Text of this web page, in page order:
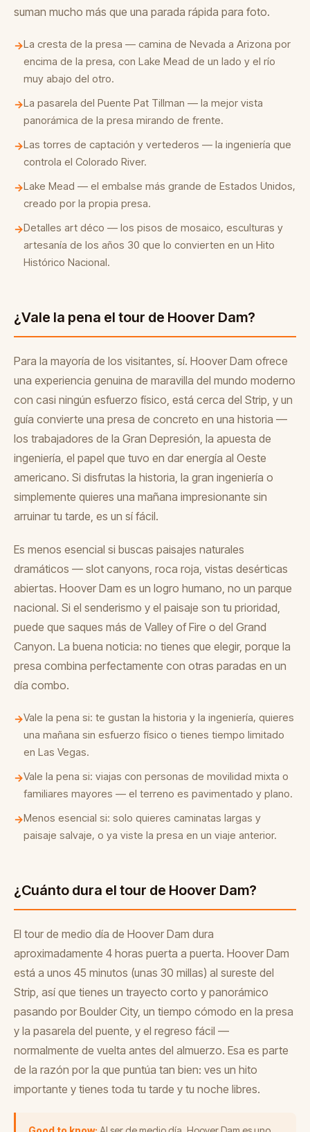
suman mucho más que una parada rápida para foto.
→La cresta de la presa — camina de Nevada a Arizona por
encima de la presa, con Lake Mead de un lado y el río
muy abajo del otro.
→La pasarela del Puente Pat Tillman — la mejor vista
panorámica de la presa mirando de frente.
→Las torres de captación y vertederos — la ingeniería que
controla el Colorado River.
→Lake Mead — el embalse más grande de Estados Unidos,
creado por la propia presa.
→Detalles art déco — los pisos de mosaico, esculturas y
artesanía de los años 30 que lo convierten en un Hito
Histórico Nacional.
¿Vale la pena el tour de Hoover Dam?
Para la mayoría de los visitantes, sí. Hoover Dam ofrece
una experiencia genuina de maravilla del mundo moderno
con casi ningún esfuerzo físico, está cerca del Strip, y un
guía convierte una presa de concreto en una historia —
los trabajadores de la Gran Depresión, la apuesta de
ingeniería, el papel que tuvo en dar energía al Oeste
americano. Si disfrutas la historia, la gran ingeniería o
simplemente quieres una mañana impresionante sin
arruinar tu tarde, es un sí fácil.
Es menos esencial si buscas paisajes naturales
dramáticos — slot canyons, roca roja, vistas desérticas
abiertas. Hoover Dam es un logro humano, no un parque
nacional. Si el senderismo y el paisaje son tu prioridad,
puede que saques más de Valley of Fire o del Grand
Canyon. La buena noticia: no tienes que elegir, porque la
presa combina perfectamente con otras paradas en un
día combo.
→Vale la pena si: te gustan la historia y la ingeniería, quieres
una mañana sin esfuerzo físico o tienes tiempo limitado
en Las Vegas.
→Vale la pena si: viajas con personas de movilidad mixta o
familiares mayores — el terreno es pavimentado y plano.
→Menos esencial si: solo quieres caminatas largas y
paisaje salvaje, o ya viste la presa en un viaje anterior.
¿Cuánto dura el tour de Hoover Dam?
El tour de medio día de Hoover Dam dura
aproximadamente 4 horas puerta a puerta. Hoover Dam
está a unos 45 minutos (unas 30 millas) al sureste del
Strip, así que tienes un trayecto corto y panorámico
pasando por Boulder City, un tiempo cómodo en la presa
y la pasarela del puente, y el regreso fácil —
normalmente de vuelta antes del almuerzo. Esa es parte
de la razón por la que puntúa tan bien: ves un hito
importante y tienes toda tu tarde y tu noche libres.